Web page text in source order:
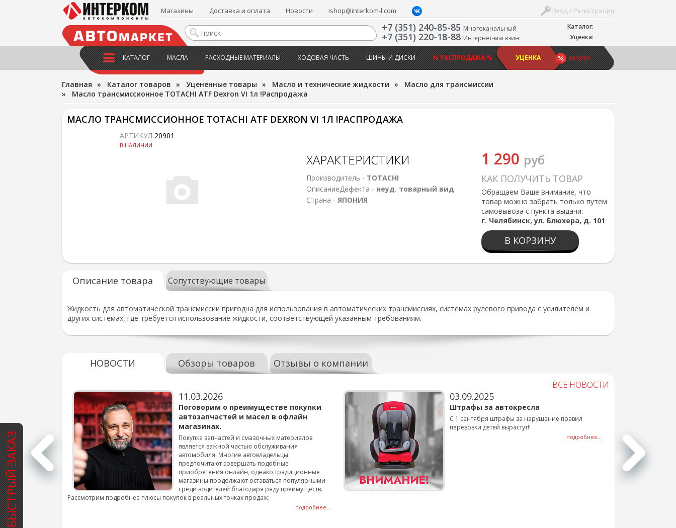
БЫСТРЫЙ ЗАКАЗ
Каталог:
Уценка:
Вход / Регистрация
Магазины Доставка и оплата Новости ishop@interkom-l.com
+7 (351) 240-85-85 Многоканальный
+7 (351) 220-18-88 Интернет-магазин
АКЦИИ
КАТАЛОГ МАСЛА РАСХОДНЫЕ МАТЕРИАЛЫ ХОДОВАЯ ЧАСТЬ ШИНЫ И ДИСКИ % РАСПРОДАЖА % УЦЕНКА
Главная » Каталог товаров » Уцененные товары » Масло и технические жидкости » Масло для трансмиссии
» Масло трансмиссионное TOTACHI ATF Dexron VI 1л !Распродажа
МАСЛО ТРАНСМИССИОННОЕ TOTACHI ATF DEXRON VI 1Л !РАСПРОДАЖА
АРТИКУЛ 20901
В НАЛИЧИИ
1 290 руб
КАК ПОЛУЧИТЬ ТОВАР
Обращаем Ваше внимание, что
товар можно забрать только путем
самовывоза с пункта выдачи:
г. Челябинск, ул. Блюхера, д. 101
В КОРЗИНУ
ХАРАКТЕРИСТИКИ
Производитель - TOTACHI
ОписаниеДефекта - неуд. товарный вид
Страна - ЯПОНИЯ
Описание товара Сопутствующие товары
Жидкость для автоматической трансмиссии пригодна для использования в автоматических трансмиссиях, системах рулевого привода с усилителем и
других системах, где требуется использование жидкости, соответствующей указанным требованиям.
НОВОСТИ Обзоры товаров Отзывы о компании
ВСЕ НОВОСТИ
смены шин на
подробнее...
11.03.2026
Поговорим о преимуществе покупки
автозапчастей и масел в офлайн
магазинах.
Покупка запчастей и смазочных материалов
является важной частью обслуживания
автомобиля. Многие автовладельцы
предпочитают совершать подобные
приобретения онлайн, однако традиционные
магазины продолжают оставаться популярными
среди водителей благодаря ряду преимуществ.
Рассмотрим подробнее плюсы покупок в реальных точках продаж:
подробнее...
03.09.2025
Штрафы за автокресла
С 1 сентября штрафы за нарушение правил
перевозки детей вырастут!!
подробнее...